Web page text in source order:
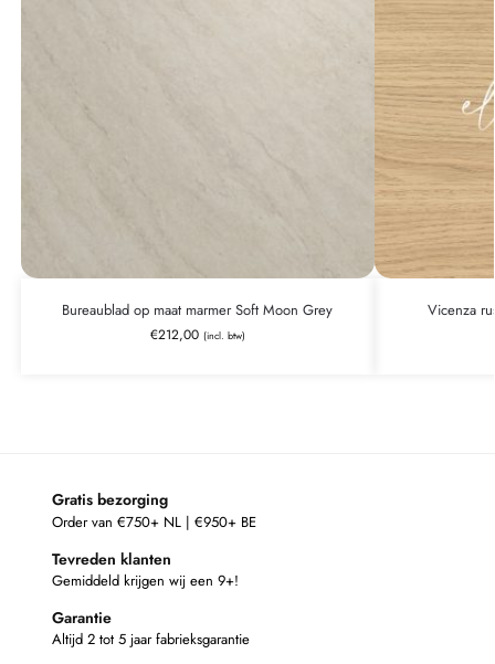
Bureaublad op maat marmer Soft Moon Grey
€212,00 (incl. btw)
Vicenza
Gratis bezorging
Order van €750+ NL | €950+ BE
Tevreden klanten
Gemiddeld krijgen wij een 9+!
Garantie
Altijd 2 tot 5 jaar fabrieksgarantie